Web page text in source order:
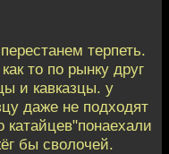
терпеть.
то по рынку друг
и кавказцы. у
даже не подходят
катайцев"понаехали
бы сволочей.